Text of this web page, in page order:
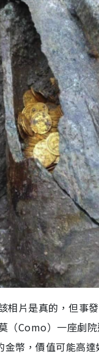
相片是真的，但事
（Como）一座劇
幣，價值可能高達